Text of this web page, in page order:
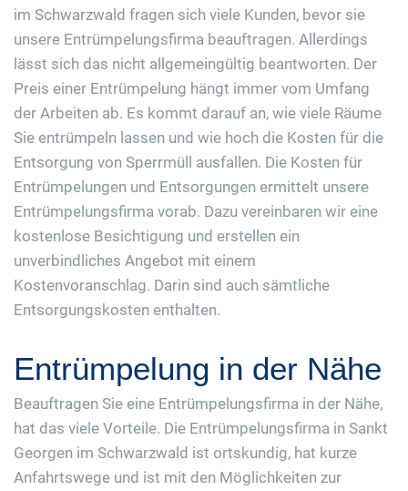
im Schwarzwald fragen sich viele Kunden, bevor sie
unsere Entrümpelungsfirma beauftragen. Allerdings
lässt sich das nicht allgemeingültig beantworten. Der
Preis einer Entrümpelung hängt immer vom Umfang
der Arbeiten ab. Es kommt darauf an, wie viele Räume
Sie entrümpeln lassen und wie hoch die Kosten für die
Entsorgung von Sperrmüll ausfallen. Die Kosten für
Entrümpelungen und Entsorgungen ermittelt unsere
Entrümpelungsfirma vorab. Dazu vereinbaren wir eine
kostenlose Besichtigung und erstellen ein
unverbindliches Angebot mit einem
Kostenvoranschlag. Darin sind auch sämtliche
Entsorgungskosten enthalten.
Entrümpelung in der Nähe
Beauftragen Sie eine Entrümpelungsfirma in der Nähe,
hat das viele Vorteile. Die Entrümpelungsfirma in Sankt
Georgen im Schwarzwald ist ortskundig, hat kurze
Anfahrtswege und ist mit den Möglichkeiten zur